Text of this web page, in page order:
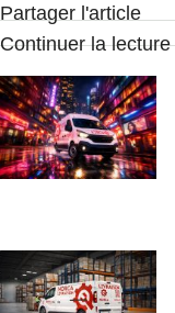
Partager l'article
Continuer la lecture